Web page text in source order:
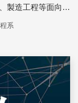
製造工程等面向來
系
儲存